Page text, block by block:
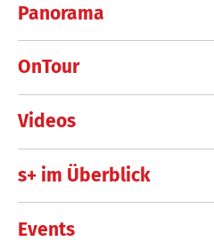
Panorama
OnTour
Videos
s+ im Überblick
Events